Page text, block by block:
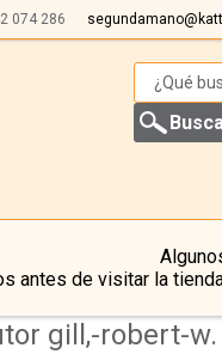
074 286
antes de visitar la
gill,-robert-w.